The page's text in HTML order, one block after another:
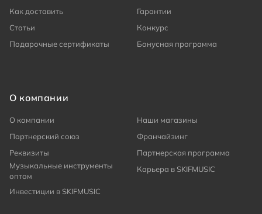
Как доставить
Гарантии
Статьи
Конкурс
Подарочные сертификаты
Бонусная программа
О компании
О компании
Наши магазины
Партнерский союз
Франчайзинг
Реквизиты
Партнерская программа
Музыкальные инструменты
оптом
Карьера в SKIFMUSIC
Инвестиции в SKIFMUSIC